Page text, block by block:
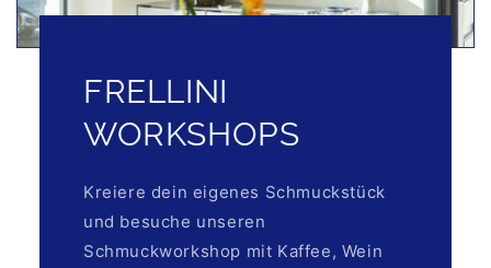
FRELLINI
WORKSHOPS
Kreiere dein eigenes Schmuckstück
und besuche unseren
Schmuckworkshop mit Kaffee, Wein